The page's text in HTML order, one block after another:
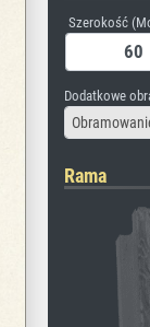
Szerokość
Dodatkowe
Rama